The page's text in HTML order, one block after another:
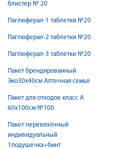
блистер № 20
Паглюферал-1 таблетки №20
Паглюферал-2 таблетки №20
Паглюферал-3 таблетки №20
Пакет брендированный
Эко30х40см Аптечная семья
Пакет для отходов класс А
60х100см №100
Пакет перевязочный
индивидуальный
1подушечка+бинт